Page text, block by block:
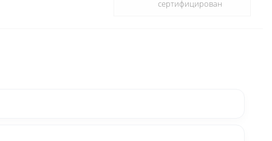
сертифицирован